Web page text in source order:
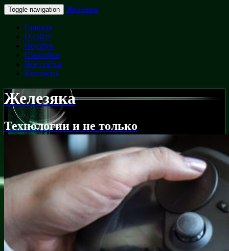
Toggle navigation Железяка
Главная
О сайте
Ноутбук
Смартфон
Все статьи
Контакты
Железяка
Технологии и не только